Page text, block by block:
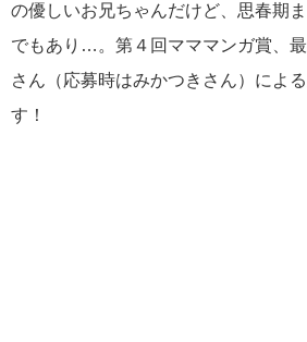
の優しいお兄ちゃんだけど、思春期
でもあり…。第４回マママンガ賞、
さん（応募時はみかつきさん）によ
す！